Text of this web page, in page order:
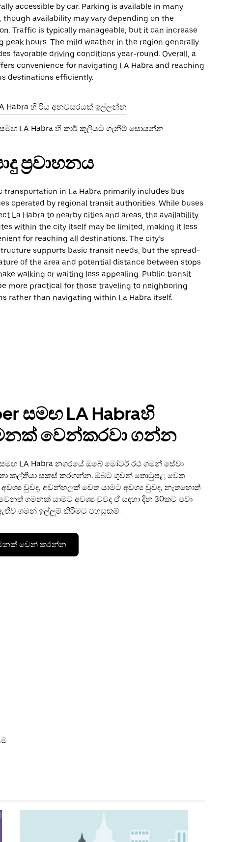
accessible by car. Parking is available in many
though availability may vary depending on the
Traffic is typically manageable, but it can increase
peak hours. The mild weather in the region generally
favorable driving conditions year-round. Overall, a
convenience for navigating LA Habra and reaching
destinations efficiently.
Habra හි රිය අනවසරයක් ඉල්ලන්න
සමඟ LA Habra හි කාර් කුලියට ගැනීම් සොයන්න
ප්‍රවාහනය
transportation in La Habra primarily includes bus
operated by regional transit authorities. While buses
La Habra to nearby cities and areas, the availability
within the city itself may be limited, making it less
for reaching all destinations. The city’s
supports basic transit needs, but the spread-
of the area and potential distance between stops
walking or waiting less appealing. Public transit
more practical for those traveling to neighboring
rather than navigating within La Habra itself.
සමඟ LA Habraහි
වෙන්කරවා ගන්න
සමඟ LA Habra නගරයේ ඔබේ මෝටර් රථ ගමන් සේවා
කල්තියා සකස් කරගන්න. ඔබට ගුවන් තොටුපළ වෙත
අවශ්‍ය වුවද, අවන්හලක් වෙත යාමට අවශ්‍ය වුවද, නැතහොත්
ගමනක් යාමට අවශ්‍ය වුවද ඒ සඳහා දින 30කට පවා
ගමන් ඉල්ලුම් කිරීමට පහසුකම්.
වෙන් කරන්න